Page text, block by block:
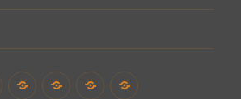
Vrijwilligers
AdoptiesDonaties
ContactSite